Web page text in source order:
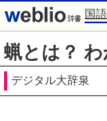
国語
蝋とは？
デジタル大辞泉